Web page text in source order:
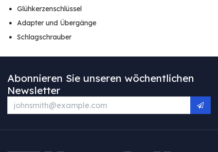
Glühkerzenschlüssel
Adapter und Übergänge
Schlagschrauber
Abonnieren Sie unseren wöchentlichen
Newsletter